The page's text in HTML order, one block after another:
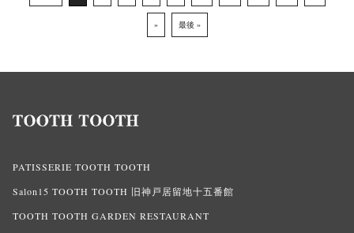
» 最後 »
PATISSERIE TOOTH TOOTH
Salon15 TOOTH TOOTH 旧神戸居留地十五番館
TOOTH TOOTH GARDEN RESTAURANT